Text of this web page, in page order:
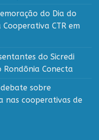
do Dia do
CTR em
do Sicredi
Conecta
debate sobre
nas cooperativas de